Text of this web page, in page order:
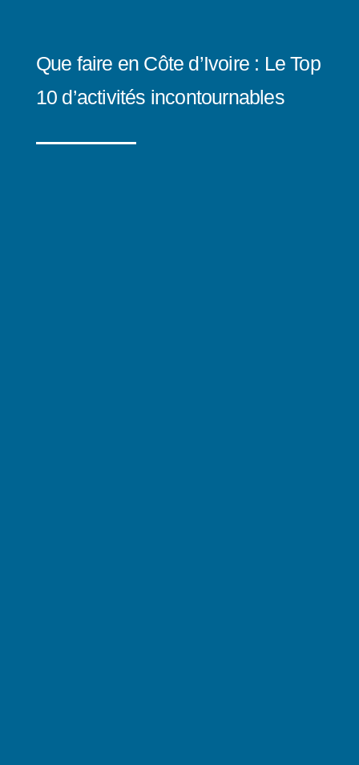
Que faire en Côte d’Ivoire : Le Top
10 d’activités incontournables